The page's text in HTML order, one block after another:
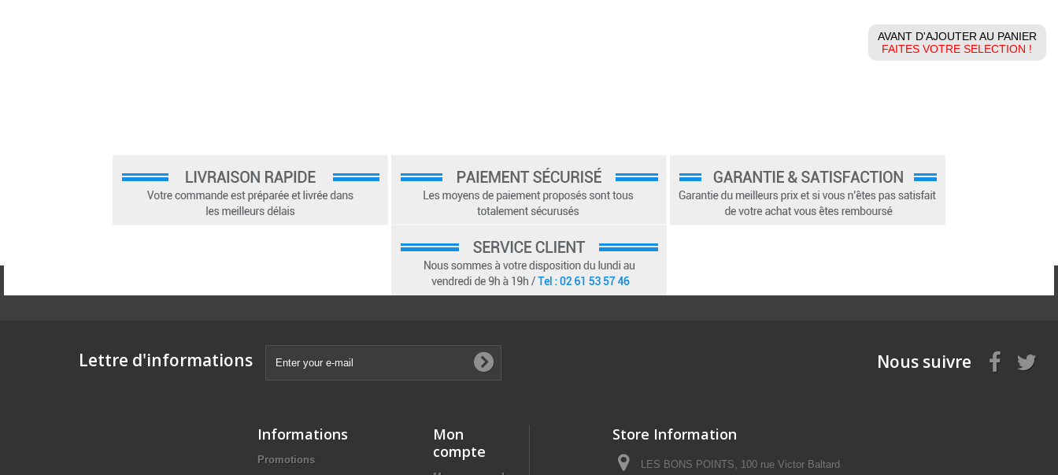
AVANT D'AJOUTER AU PANIER
FAITES VOTRE SELECTION !
Lettre d'informations Nous suivre
Informations
Promotions
Mon
compte
Store Information
LES BONS POINTS, 100 rue Victor Baltard